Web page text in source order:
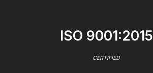
ISO 9001:2015
CERTIFIED